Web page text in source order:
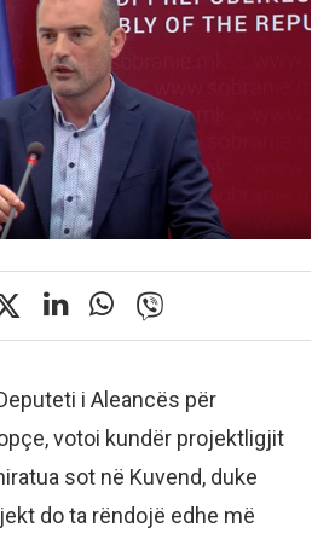
i Aleancës për
votoi kundër projektligjit
sot në Kuvend, duke
do ta rëndojë edhe më